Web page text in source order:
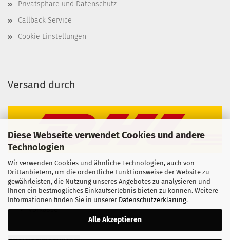
Diese Webseite verwendet Cookies und andere
Technologien
Wir verwenden Cookies und ähnliche Technologien, auch von
Drittanbietern, um die ordentliche Funktionsweise der Website zu
gewährleisten, die Nutzung unseres Angebotes zu analysieren und
Ihnen ein bestmögliches Einkaufserlebnis bieten zu können. Weitere
Informationen finden Sie in unserer Datenschutzerklärung.
Alle Akzeptieren
Privatsphäre und Datenschutz
Callback Service
Cookie Einstellungen
Versand durch
Zahlbar via
Vorkasse